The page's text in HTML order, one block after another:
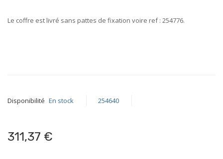
Le coffre est livré sans pattes de fixation voire ref : 254776.
Disponibilité En stock 254640
311,37 €